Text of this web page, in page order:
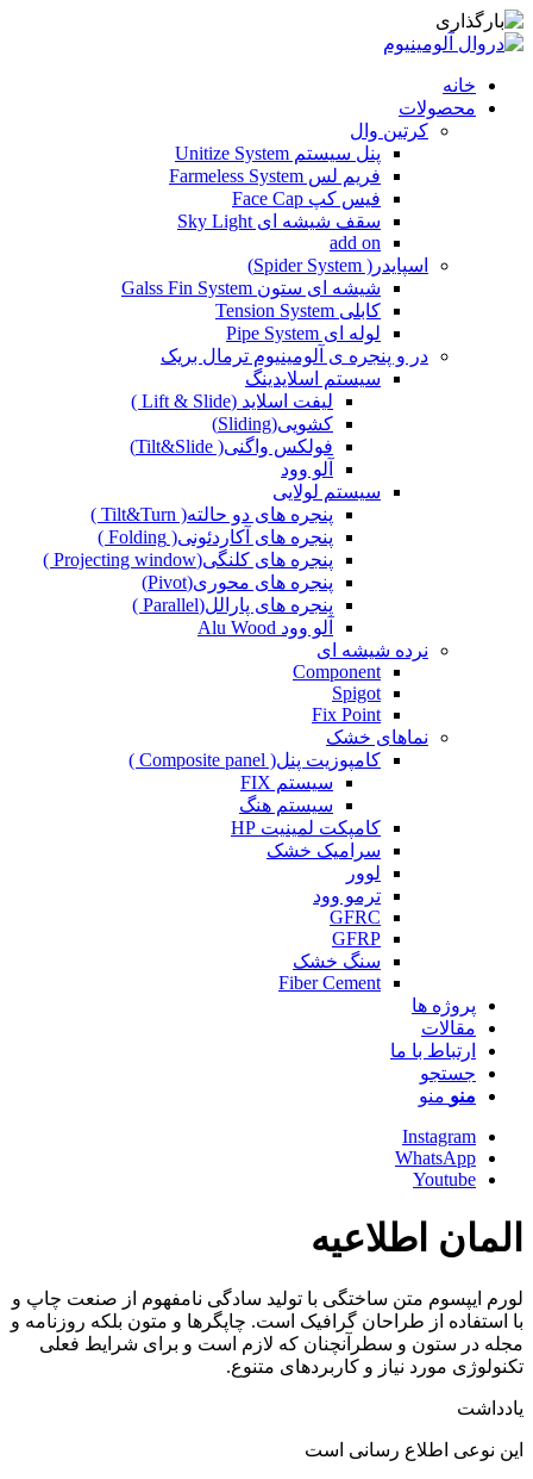
خانه
محصولات
کرتین وال
پنل سیستم Unitize System
فریم لس Farmeless System
فیس کپ Face Cap
سقف شیشه ای Sky Light
add on
اسپایدر( Spider System)
شیشه ای ستون Galss Fin System
کابلی Tension System
لوله ای Pipe System
در و پنجره ی آلومینیوم ترمال بریک
سیستم اسلایدینگ
لیفت اسلاید (Lift & Slide )
کشویی(Sliding)
فولکس واگنی( Tilt&Slide)
آلو وود
سیستم لولایی
پنجره های دو حالته( Tilt&Turn )
پنجره های آکاردئونی( Folding )
پنجره های کلنگی(Projecting window )
پنجره های محوری(Pivot)
پنجره های پارالل(Parallel )
آلو وود Alu Wood
نرده شیشه ای
Component
Spigot
Fix Point
نماهای خشک
کامپوزیت پنل( Composite panel )
سیستم FIX
سیستم هنگ
کامپکت لمینیت HP
سرامیک خشک
لوور
ترمو وود
GFRC
GFRP
سنگ خشک
Fiber Cement
پروژه ها
مقالات
ارتباط با ما
جستجو
منو منو
Instagram
WhatsApp
Youtube
المان اطلاعیه
لورم ایپسوم متن ساختگی با تولید سادگی نامفهوم از صنعت چاپ و
با استفاده از طراحان گرافیک است. چاپگرها و متون بلکه روزنامه و
مجله در ستون و سطرآنچنان که لازم است و برای شرایط فعلی
تکنولوژی مورد نیاز و کاربردهای متنوع.
یادداشت
این نوعی اطلاع رسانی است